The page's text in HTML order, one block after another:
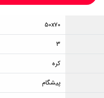
50x70
۳
کره
پیشگام